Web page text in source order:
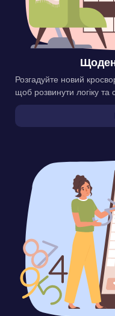
Розгадуйте новий
щоб розвинути логіку та